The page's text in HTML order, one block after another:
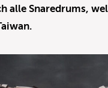
alle Snaredrums,